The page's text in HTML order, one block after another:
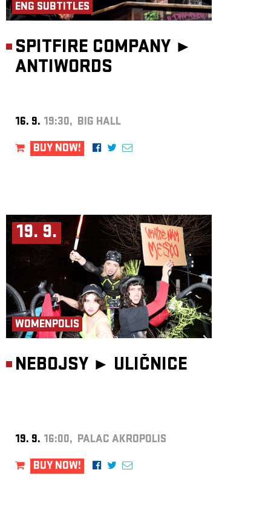
ENG SUBTITLES
SPITFIRE COMPANY ►
ANTIWORDS
16. 9. 19:30, BIG HALL
BUY NOW!
19. 9.
WOMENPOLIS
NEBOJSY ► ULIČNICE
19. 9. 16:00, PALAC AKROPOLIS
BUY NOW!